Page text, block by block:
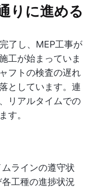
りに進める
了し、MEP工事が
工が始まっていま
フトの検査の遅れ
としています。連
リアルタイムでの
す。
ムラインの遵守状
工種の進捗状況